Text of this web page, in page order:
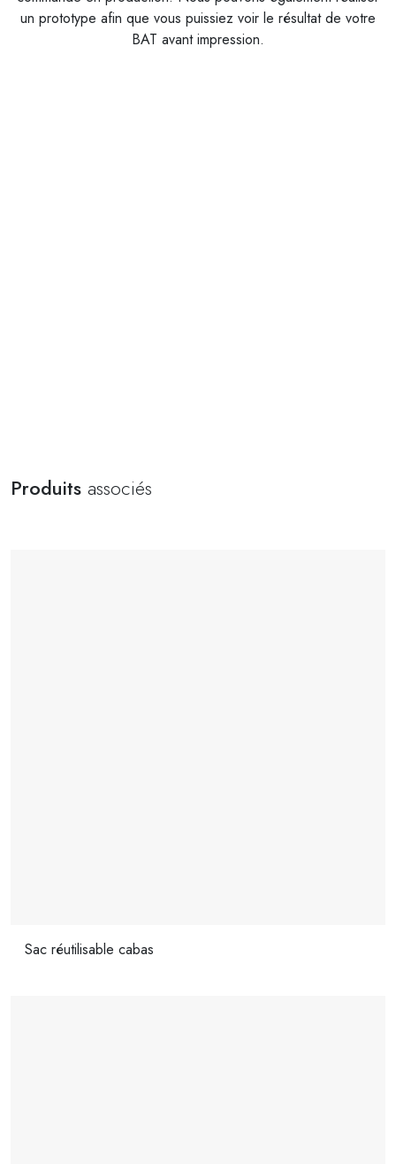
un prototype afin que vous puissiez voir le résultat de votre
BAT avant impression.
Produits associés
Sac réutilisable cabas